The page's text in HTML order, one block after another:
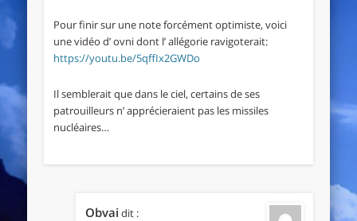
Pour finir sur une note forcément optimiste, voici
une vidéo d’ ovni dont l’ allégorie ravigoterait:
https://youtu.be/5qffIx2GWDo
Il semblerait que dans le ciel, certains de ses
patrouilleurs n’ apprécieraient pas les missiles
nucléaires…
Obvai dit :